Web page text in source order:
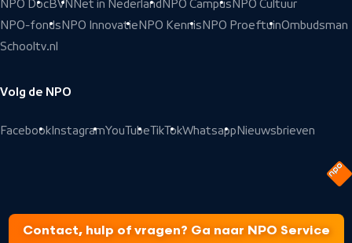
NPO DocBVN Net in Nederland NPO Campus NPO Cultuur
NPO-fonds NPO Innovatie NPO Kennis NPO ProeftuinOmbudsman
Schooltv.nl
Volg de NPO
Facebook InstagramYouTubeTikTokWhatsapp Nieuwsbrieven
Contact, hulp of vragen? Ga naar NPO Service